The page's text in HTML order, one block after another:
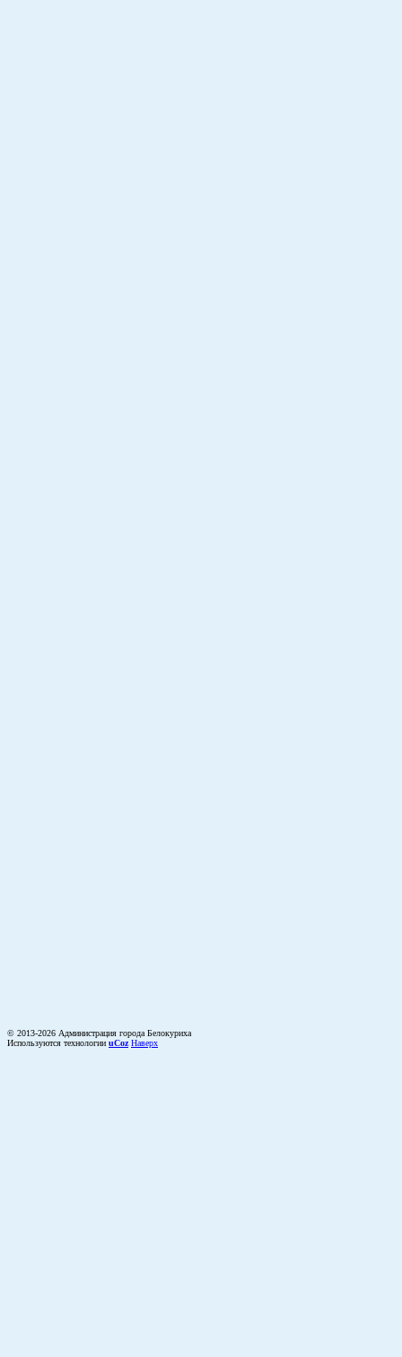
© 2013-2026 Администрация города Белокуриха
Используются технологии uCoz Наверх